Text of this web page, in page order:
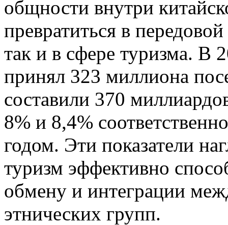
общности внутри
превратиться в
так и в сфере туризма. В
принял 323 миллиона
составили 370
8% и 8,4%
годом. Эти показатели
туризм эффективно
обмену и интеграции
этнических групп.